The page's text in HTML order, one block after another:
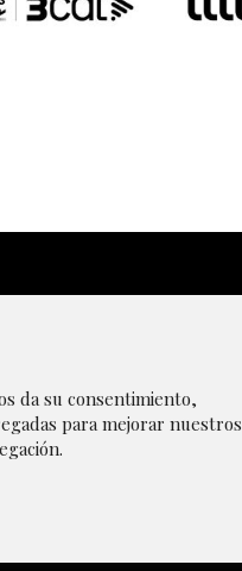
da su consentimiento,
para mejorar nuestros